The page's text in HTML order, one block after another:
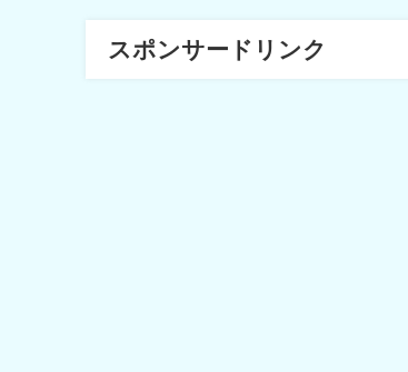
スポンサードリンク